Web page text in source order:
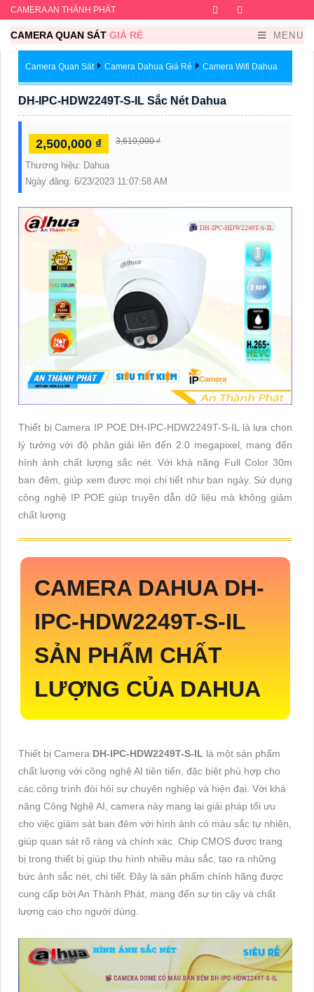
CAMERA AN THÀNH PHÁT Facebook
CAMERA QUAN SÁT GIÁ RẺ MENU
Camera Quan Sát Camera Dahua Giá Rẻ Camera Wifi Dahua
DH-IPC-HDW2249T-S-IL Sắc Nét Dahua
2,500,000 ₫ 3,610,000 ₫
Thương hiệu: Dahua
Ngày đăng: 6/23/2023 11:07:58 AM
Thiết bị Camera IP POE DH-IPC-HDW2249T-S-IL là lựa chọn
lý tưởng với độ phân giải lên đến 2.0 megapixel, mang đến
hình ảnh chất lượng sắc nét. Với khả năng Full Color 30m
ban đêm, giúp xem được mọi chi tiết như ban ngày. Sử dụng
công nghệ IP POE giúp truyền dẫn dữ liệu mà không giảm
chất lượng
CAMERA DAHUA DH-
IPC-HDW2249T-S-IL
SẢN PHẨM CHẤT
LƯỢNG CỦA DAHUA
Thiết bị Camera DH-IPC-HDW2249T-S-IL là một sản phẩm
chất lượng với công nghệ AI tiên tiến, đặc biệt phù hợp cho
các công trình đòi hỏi sự chuyên nghiệp và hiện đại. Với khả
năng Công Nghệ AI, camera này mang lại giải pháp tối ưu
cho việc giám sát ban đêm với hình ảnh có màu sắc tự nhiên,
giúp quan sát rõ ràng và chính xác. Chip CMOS được trang
bị trong thiết bị giúp thu hình nhiều màu sắc, tạo ra những
bức ảnh sắc nét, chi tiết. Đây là sản phẩm chính hãng được
cung cấp bởi An Thành Phát, mang đến sự tin cậy và chất
lượng cao cho người dùng.